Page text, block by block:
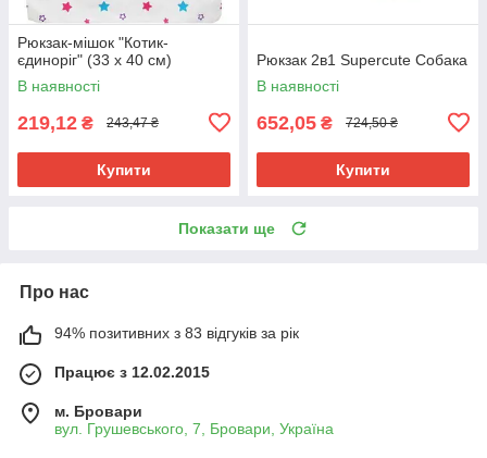
Рюкзак-мішок "Котик-
єдиноріг" (33 х 40 см)
В наявності
219,12 ₴ 243,47 ₴
Купити
Рюкзак 2в1 Supercute Собака
В наявності
652,05 ₴ 724,50 ₴
Купити
Показати ще
Про нас
94% позитивних з 83 відгуків за рік
Працює з 12.02.2015
м. Бровари
вул. Грушевського, 7, Бровари, Україна